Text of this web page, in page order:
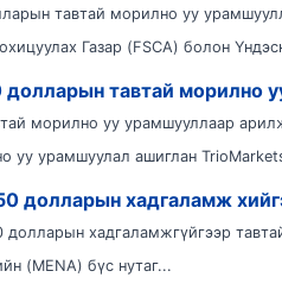
тавтай морилно уу
Газар (FSCA) болон
тавтай морилно
морилно уу урамшууллаар
уу урамшуулал ашиглан
долларын хадгаламж
долларын хадгаламжгүйгээр
(MENA) бүс нутаг...